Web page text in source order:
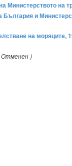
Министерството на
и
на моряците,
Отменен )